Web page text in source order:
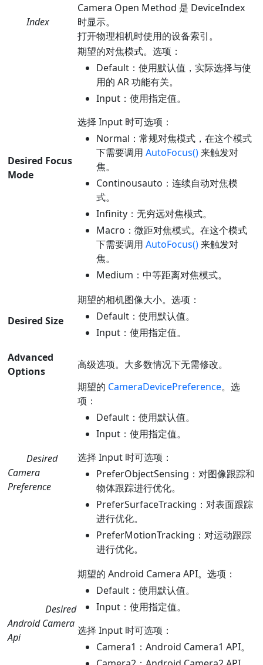
Index
Camera Open Method 是 DeviceIndex
时显示。
打开物理相机时使用的设备索引。
Desired Focus
Mode
期望的对焦模式。选项：
Default：使用默认值，实际选择与使
用的 AR 功能有关。
Input：使用指定值。
选择 Input 时可选项：
Normal：常规对焦模式，在这个模式
下需要调用 AutoFocus()来触发对
焦。
Continousauto：连续自动对焦模
式。
Infinity：无穷远对焦模式。
Macro：微距对焦模式。在这个模式
下需要调用 AutoFocus()来触发对
焦。
Medium：中等距离对焦模式。
Desired Size
期望的相机图像大小。选项：
Default：使用默认值。
Input：使用指定值。
Advanced
Options
高级选项。大多数情况下无需修改。
Desired
Camera
Preference
期望的 CameraDevicePreference。选
项：
Default：使用默认值。
Input：使用指定值。
选择 Input 时可选项：
PreferObjectSensing：对图像跟踪和
物体跟踪进行优化。
PreferSurfaceTracking：对表面跟踪
进行优化。
PreferMotionTracking：对运动跟踪
进行优化。
Desired
Android Camera
Api
期望的 Android Camera API。选项：
Default：使用默认值。
Input：使用指定值。
选择 Input 时可选项：
Camera1：Android Camera1 API。